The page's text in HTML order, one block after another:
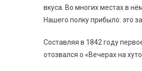
вкуса. Во многих местах в
Нашего полку прибыло: это
Составляя в 1842 году
отозвался о «Вечерах на